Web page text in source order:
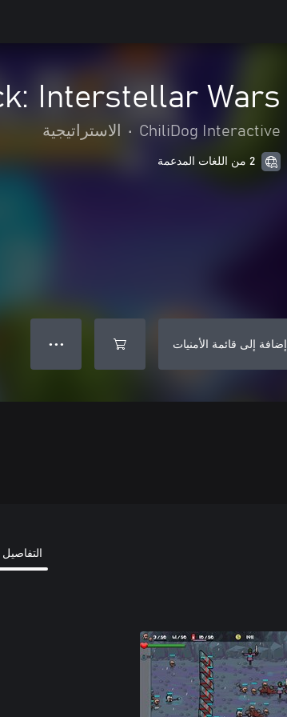
Interstellar Wars
ChiliDog Interactive
• الاستراتيجية
2 من اللغات المدعمة
إضافة إلى قائمة الأمنيات ● ● ●
التفاصيل